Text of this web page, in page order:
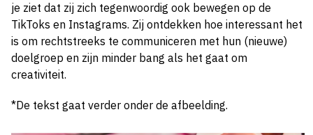
je ziet dat zij zich tegenwoordig ook bewegen op de
TikToks en Instagrams. Zij ontdekken hoe interessant het
is om rechtstreeks te communiceren met hun (nieuwe)
doelgroep en zijn minder bang als het gaat om
creativiteit.
*De tekst gaat verder onder de afbeelding.